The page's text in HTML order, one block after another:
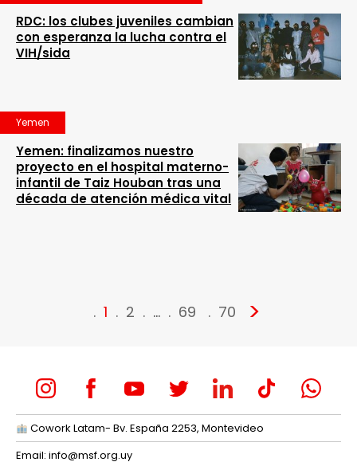
RDC: los clubes juveniles cambian
con esperanza la lucha contra el
VIH/sida
Yemen
Yemen: finalizamos nuestro
proyecto en el hospital materno-
infantil de Taiz Houban tras una
década de atención médica vital
1 2 … 69 70 >
Cowork Latam- Bv. España 2253, Montevideo
Email: info@msf.org.uy